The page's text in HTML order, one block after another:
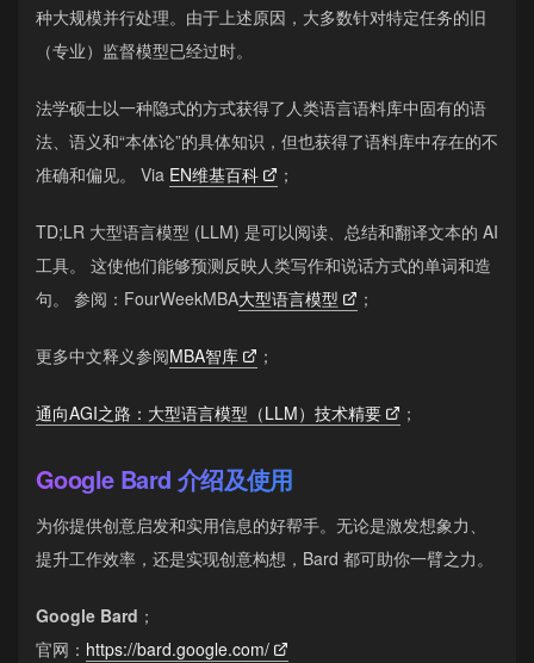
种大规模并行处理。由于上述原因，大多数针对特定任务的旧
（专业）监督模型已经过时。
法学硕士以一种隐式的方式获得了人类语言语料库中固有的语
法、语义和“本体论”的具体知识，但也获得了语料库中存在的不
准确和偏见。 Via EN维基百科 ；
TD;LR 大型语言模型 (LLM) 是可以阅读、总结和翻译文本的 AI
工具。 这使他们能够预测反映人类写作和说话方式的单词和造
句。 参阅：FourWeekMBA大型语言模型 ；
更多中文释义参阅MBA智库 ；
通向AGI之路：大型语言模型（LLM）技术精要 ；
Google Bard 介绍及使用
为你提供创意启发和实用信息的好帮手。无论是激发想象力、
提升工作效率，还是实现创意构想，Bard 都可助你一臂之力。
Google Bard ；
官网： https://bard.google.com/